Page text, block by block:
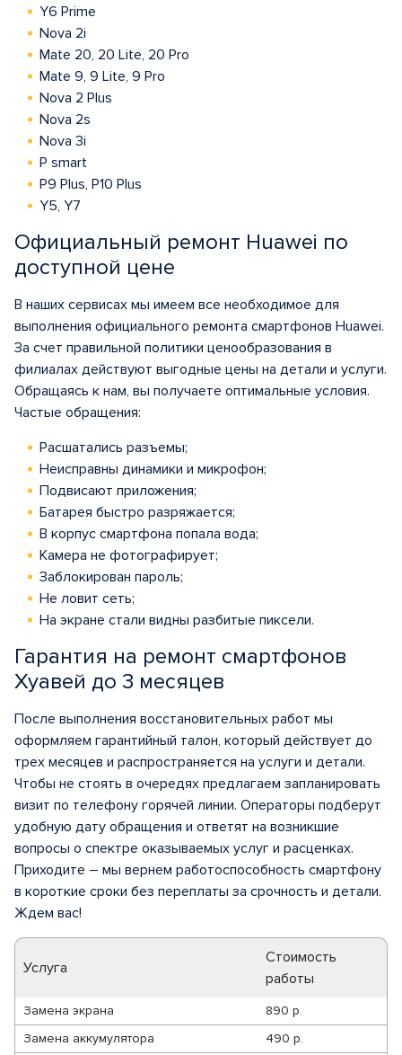
Y6 Prime
Nova 2i
Mate 20, 20 Lite, 20 Pro
Mate 9, 9 Lite, 9 Pro
Nova 2 Plus
Nova 2s
Nova 3i
P smart
P9 Plus, P10 Plus
Y5, Y7
Официальный ремонт Huawei по
доступной цене
В наших сервисах мы имеем все необходимое для
выполнения официального ремонта смартфонов Huawei.
За счет правильной политики ценообразования в
филиалах действуют выгодные цены на детали и услуги.
Обращаясь к нам, вы получаете оптимальные условия.
Частые обращения:
Расшатались разъемы;
Неисправны динамики и микрофон;
Подвисают приложения;
Батарея быстро разряжается;
В корпус смартфона попала вода;
Камера не фотографирует;
Заблокирован пароль;
Не ловит сеть;
На экране стали видны разбитые пиксели.
Гарантия на ремонт смартфонов
Хуавей до 3 месяцев
После выполнения восстановительных работ мы
оформляем гарантийный талон, который действует до
трех месяцев и распространяется на услуги и детали.
Чтобы не стоять в очередях предлагаем запланировать
визит по телефону горячей линии. Операторы подберут
удобную дату обращения и ответят на возникшие
вопросы о спектре оказываемых услуг и расценках.
Приходите – мы вернем работоспособность смартфону
в короткие сроки без переплаты за срочность и детали.
Ждем вас!
Услуга
Стоимость
работы
Замена экрана
890 р.
Замена аккумулятора
490 р.